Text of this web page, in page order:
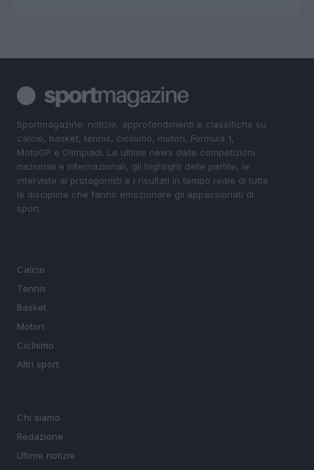
Sportmagazine: notizie, approfondimenti e classifiche su
calcio, basket, tennis, ciclismo, motori, Formula 1,
MotoGP e Olimpiadi. Le ultime news dalle competizioni
nazionali e internazionali, gli highlight delle partite, le
interviste ai protagonisti e i risultati in tempo reale di tutte
le discipline che fanno emozionare gli appassionati di
sport.
Calcio
Tennis
Basket
Motori
Ciclismo
Altri sport
Chi siamo
Redazione
Ultime notizie